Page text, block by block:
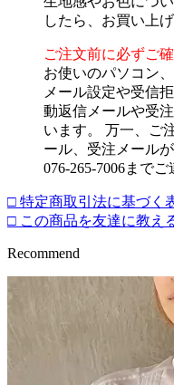
したら、お買い上
ご注文前に必ずご
お使いのパソコン
メール設定や受信
動返信メールや受
います。 万一、ご
ール、受注メール
076-265-7006までご
□ 特定商取引法に基づく
□ この商品を友達に教え
Recommend